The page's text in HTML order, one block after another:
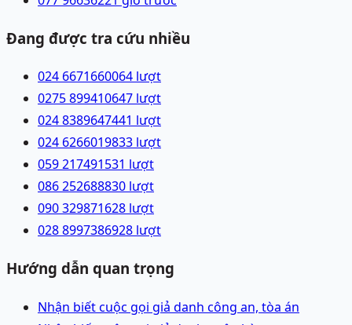
Đang được tra cứu nhiều
024 6671660064 lượt
0275 899410647 lượt
024 8389647441 lượt
024 6266019833 lượt
059 217491531 lượt
086 252688830 lượt
090 329871628 lượt
028 8997386928 lượt
Hướng dẫn quan trọng
Nhận biết cuộc gọi giả danh công an, tòa án